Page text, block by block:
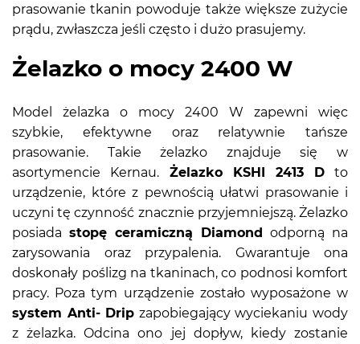
prasowanie tkanin powoduje także większe zużycie
prądu, zwłaszcza jeśli często i dużo prasujemy.
Żelazko o mocy 2400 W
Model żelazka o mocy 2400 W zapewni więc
szybkie, efektywne oraz relatywnie tańsze
prasowanie. Takie żelazko znajduje się w
asortymencie Kernau. Żelazko KSHI 2413 D to
urządzenie, które z pewnością ułatwi prasowanie i
uczyni tę czynność znacznie przyjemniejszą. Żelazko
posiada stopę ceramiczną Diamond odporną na
zarysowania oraz przypalenia. Gwarantuje ona
doskonały poślizg na tkaninach, co podnosi komfort
pracy. Poza tym urządzenie zostało wyposażone w
system Anti- Drip zapobiegający wyciekaniu wody
z żelazka. Odcina ono jej dopływ, kiedy zostanie